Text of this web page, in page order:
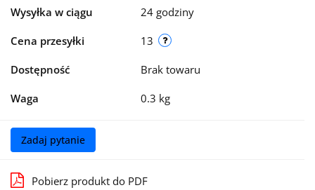
Wysyłka w ciągu 24 godziny
Cena przesyłki 13
Dostępność Brak towaru
Waga 0.3 kg
Zadaj pytanie
Pobierz produkt do PDF